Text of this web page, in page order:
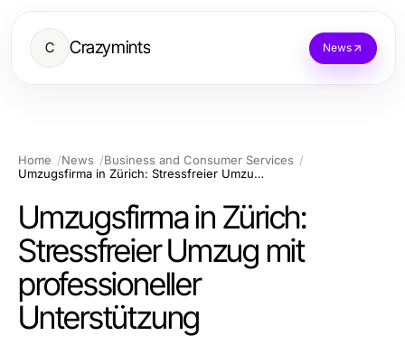
C Crazymints News
Home News
Business and Consumer Services
Umzugsfirma in Zürich: Stressfreier Umzug mit professioneller Unterstützung
Umzugsfirma in Zürich:
Stressfreier Umzug mit
professioneller
Unterstützung